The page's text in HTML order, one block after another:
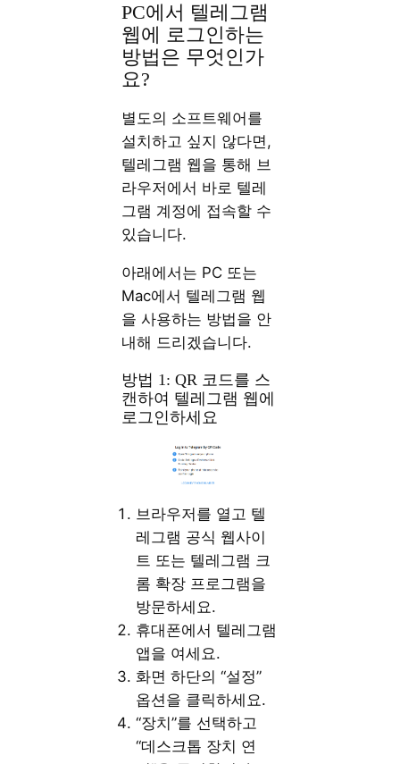
PC에서 텔레그램
웹에 로그인하는
방법은 무엇인가
요?
별도의 소프트웨어를
설치하고 싶지 않다면,
텔레그램 웹을 통해 브
라우저에서 바로 텔레
그램 계정에 접속할 수
있습니다.
아래에서는 PC 또는
Mac에서 텔레그램 웹
을 사용하는 방법을 안
내해 드리겠습니다.
방법 1: QR 코드를 스
캔하여 텔레그램 웹에
로그인하세요
브라우저를 열고 텔
레그램 공식 웹사이
트 또는 텔레그램 크
롬 확장 프로그램을
방문하세요.
휴대폰에서 텔레그램
앱을 여세요.
화면 하단의 “설정”
옵션을 클릭하세요.
“장치”를 선택하고
“데스크톱 장치 연